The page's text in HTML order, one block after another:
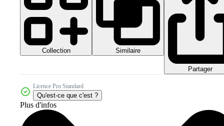
Collection Similaire
Partager
Licence Pro Standard
Qu'est-ce que c'est ?
Plus d'infos